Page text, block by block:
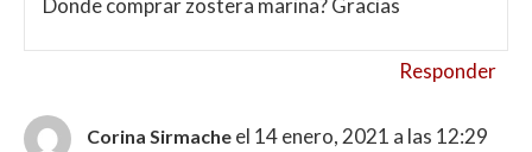
Donde comprar zostera marina? Gracias
Responder
Corina Sirmache el 14 enero, 2021 a las 12:29